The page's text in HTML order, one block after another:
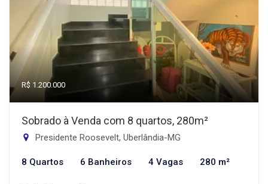
R$ 1.200.000
Sobrado à Venda com 8 quartos, 280m²
Presidente Roosevelt, Uberlândia-MG
8 Quartos 6 Banheiros 4 Vagas 280 m²